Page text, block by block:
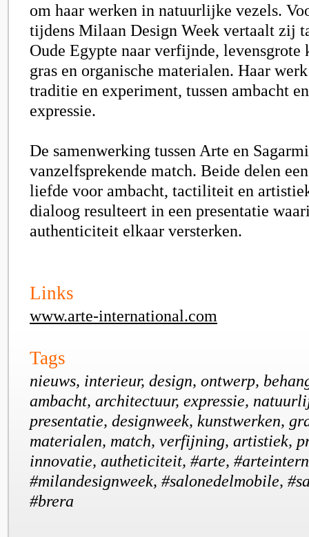
om haar werken in natuurlijke vezels.
tijdens Milaan Design Week vertaalt zij
Oude Egypte naar verfijnde, levensgrote
gras en organische materialen. Haar
traditie en experiment, tussen ambacht
expressie.
De samenwerking tussen Arte en
vanzelfsprekende match. Beide delen
liefde voor ambacht, tactiliteit en
dialoog resulteert in een presentatie
authenticiteit elkaar versterken.
Links
www.arte-international.com
Tags
nieuws, interieur, design, ontwerp,
ambacht, architectuur, expressie,
presentatie, designweek, kunstwerken,
materialen, match, verfijning, artistiek,
innovatie, autheticiteit, #arte,
#milandesignweek, #salonedelmobile,
#brera